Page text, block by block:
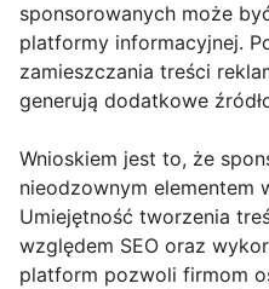
sponsorowanych może
platformy informacyjnej.
zamieszczania treści
generują dodatkowe
Wnioskiem jest to, że
nieodzownym elementem
Umiejętność tworzenia
względem SEO oraz
platform pozwoli firmom